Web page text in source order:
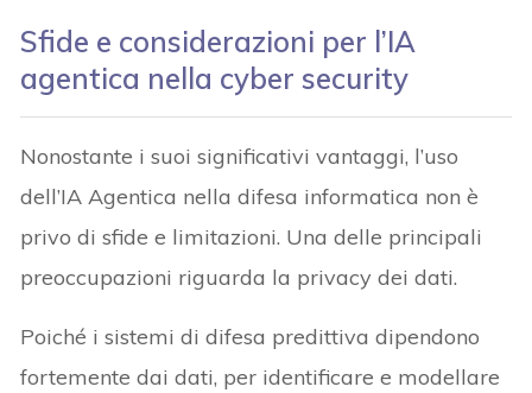
Sfide e considerazioni per l’IA
agentica nella cyber security
Nonostante i suoi significativi vantaggi, l’uso
dell’IA Agentica nella difesa informatica non è
privo di sfide e limitazioni. Una delle principali
preoccupazioni riguarda la privacy dei dati.
Poiché i sistemi di difesa predittiva dipendono
fortemente dai dati, per identificare e modellare